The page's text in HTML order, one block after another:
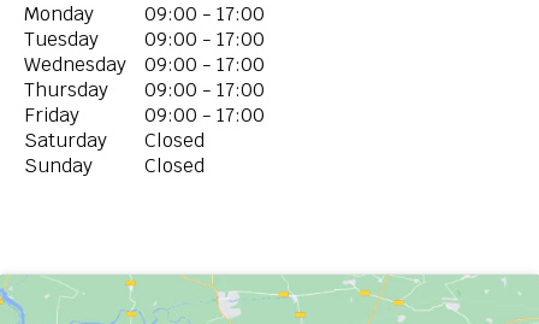
Monday
09:00 - 17:00
Tuesday
09:00 - 17:00
Wednesday
09:00 - 17:00
Thursday
09:00 - 17:00
Friday
09:00 - 17:00
Saturday
Closed
Sunday
Closed